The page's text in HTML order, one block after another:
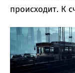
происходит. К